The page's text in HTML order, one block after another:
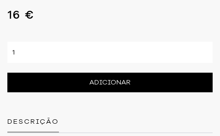
16 €
ADICIONAR
DESCRIÇÃO